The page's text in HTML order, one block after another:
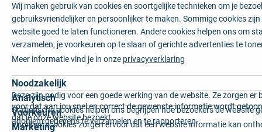
Wij maken gebruik van cookies en soortgelijke technieken om je
gebruiksvriendelijker en persoonlijker te maken. Sommige cookies
website goed te laten functioneren. Andere cookies helpen ons om
verzamelen, je voorkeuren op te slaan of gerichte advertenties te
Meer informatie vind je in onze privacyverklaring
Noodzakelijk
Deze zijn nodig voor een goede werking van de website. Ze zorgen er
voor dat aan jou snel en correct de gewenste informatie wordt
dat je onze website bezoekt.
Analytisch
Statistische cookies helpen ons begrijpen hoe bezoekers de website
anoniem gegevens te verzamelen en te rapporteren.
Voorkeuren
Voorkeurscookies zorgen ervoor dat een website informatie kan
Marketing